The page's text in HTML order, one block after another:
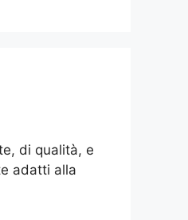
di qualità, e
adatti alla